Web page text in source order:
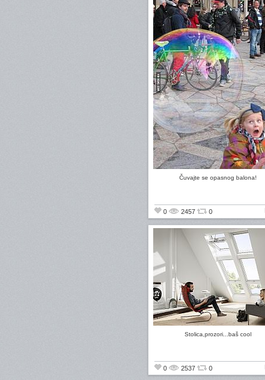
Čuvajte se opasnog balona!
0 2457 0
Stolica,prozori...baš cool
0 2537 0